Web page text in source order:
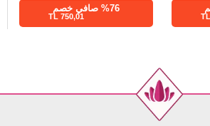
%76 صافي خصم
750,01 TL